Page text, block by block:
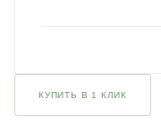
КУПИТЬ В 1 КЛИК